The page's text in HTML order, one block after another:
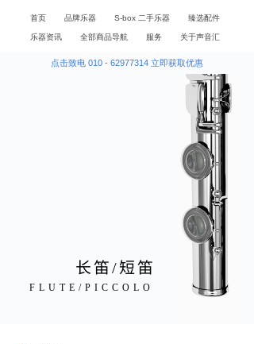
首页 品牌乐器 S-box 二手乐器 臻选配件
乐器资讯 全部商品导航 服务 关于声音汇
点击致电 010 - 62977314 立即获取优惠
长笛/短笛
FLUTE/PICCOLO